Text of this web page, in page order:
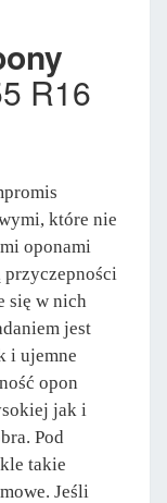
R16
które nie
oponami
się w nich
jest
i ujemne
opon
jak i
Pod
takie
Jeśli